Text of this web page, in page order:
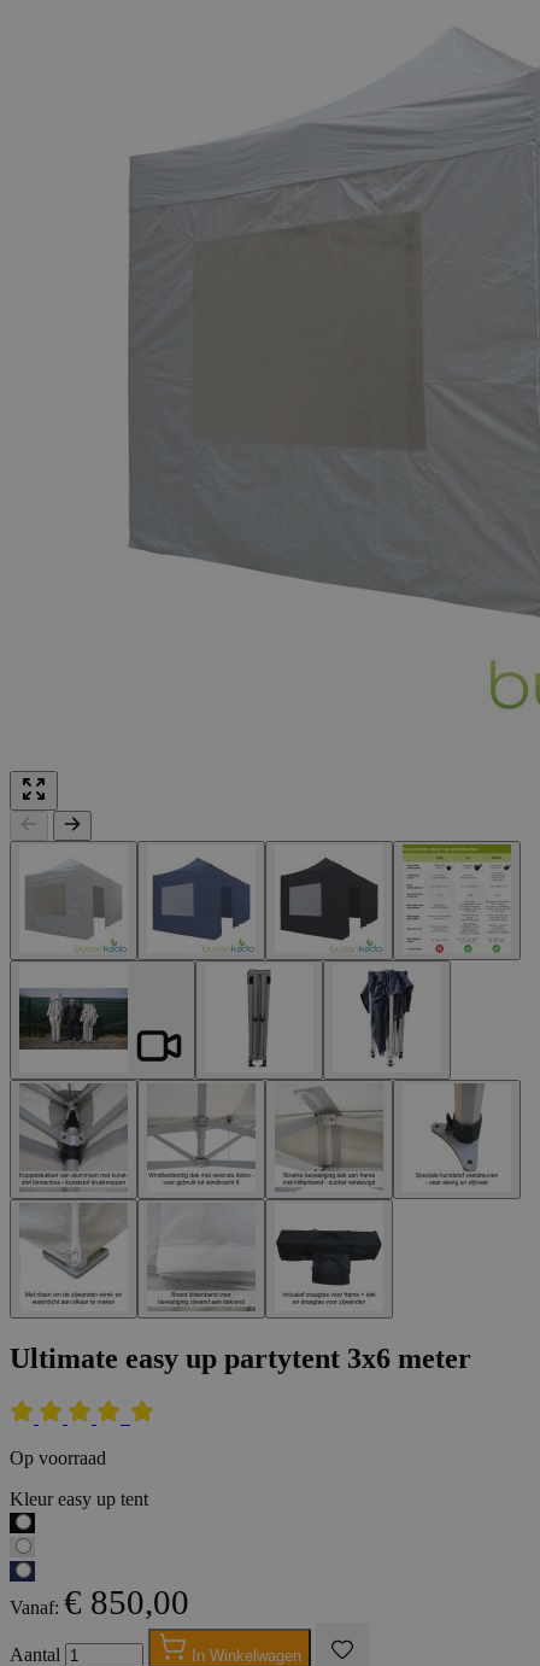
Ultimate easy up partytent 3x6 meter
Op voorraad
Kleur easy up tent
Vanaf: € 850,00
Aantal
In Winkelwagen